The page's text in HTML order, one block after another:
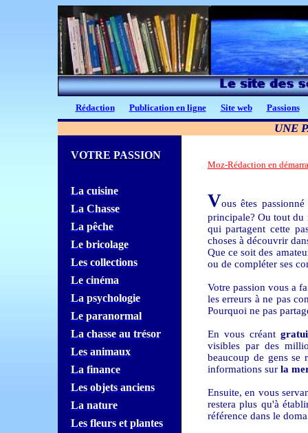
Rédaction Publication en ligne Site web Passions
UNE
VOTRE PASSION
La cuisine
La Chasse
La pêche
Le bricolage
Les collections
Le cinéma
La psychologie
Le paranormal
La chasse au trésor
Les animaux
La finance
Les objets anciens
La nature
Les fleurs et plantes
Moz-Rédaction en
Vous êtes
principale? Ou tout du
qui partagent cette
choses à découvrir
Que ce soit des
ou de compléter ses
Votre passion vous a
les erreurs à ne pas
Pourquoi ne pas
En vous créant
visibles par des
beaucoup de gens se
informations sur la
Ensuite, en vous
restera plus qu'à
référence dans le